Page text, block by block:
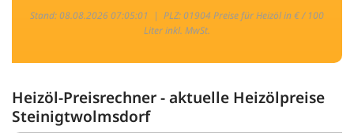
Stand: 08.08.2026 07:05:01 | PLZ: 01904 Preise für Heizöl in € / 100
Liter inkl. MwSt.
Heizöl-Preisrechner - aktuelle Heizölpreise
Steinigtwolmsdorf